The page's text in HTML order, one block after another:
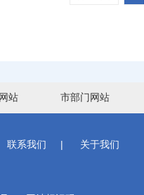
站 市部门网站
联系我们 | 关于我们